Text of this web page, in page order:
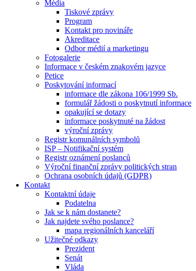
Média
Tiskové zprávy
Program
Kontakt pro novináře
Akreditace
Odbor médií a marketingu
Fotogalerie
Informace v českém znakovém jazyce
Petice
Poskytování informací
informace dle zákona 106/1999 Sb.
formulář žádosti o poskytnutí informace
opakující se dotazy
informace poskytnuté na žádost
výroční zprávy
Registr komunálních symbolů
ISP – Notifikační systém
Registr oznámení poslanců
Výroční finanční zprávy politických stran
Ochrana osobních údajů (GDPR)
Kontakt
Kontaktní údaje
Podatelna
Jak se k nám dostanete?
Jak najdete svého poslance?
mapa regionálních kanceláří
Užitečné odkazy
Prezident
Senát
Vláda